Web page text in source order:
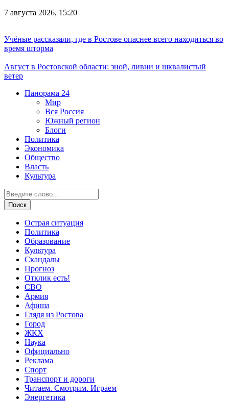
7 августа 2026, 15:20
Учёные рассказали, где в Ростове опаснее всего находиться во
время шторма
Август в Ростовской области: зной, ливни и шквалистый
ветер
Панорама 24
Мир
Вся Россия
Южный регион
Блоги
Политика
Экономика
Общество
Власть
Культура
Острая ситуация
Политика
Образование
Культура
Скандалы
Прогноз
Отклик есть!
СВО
Армия
Афиша
Глядя из Ростова
Город
ЖКХ
Наука
Официально
Реклама
Спорт
Транспорт и дороги
Читаем. Смотрим. Играем
Энергетика